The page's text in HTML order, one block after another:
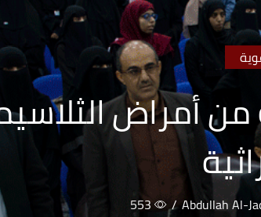
من أمراض
Abdullah Al-
/
553